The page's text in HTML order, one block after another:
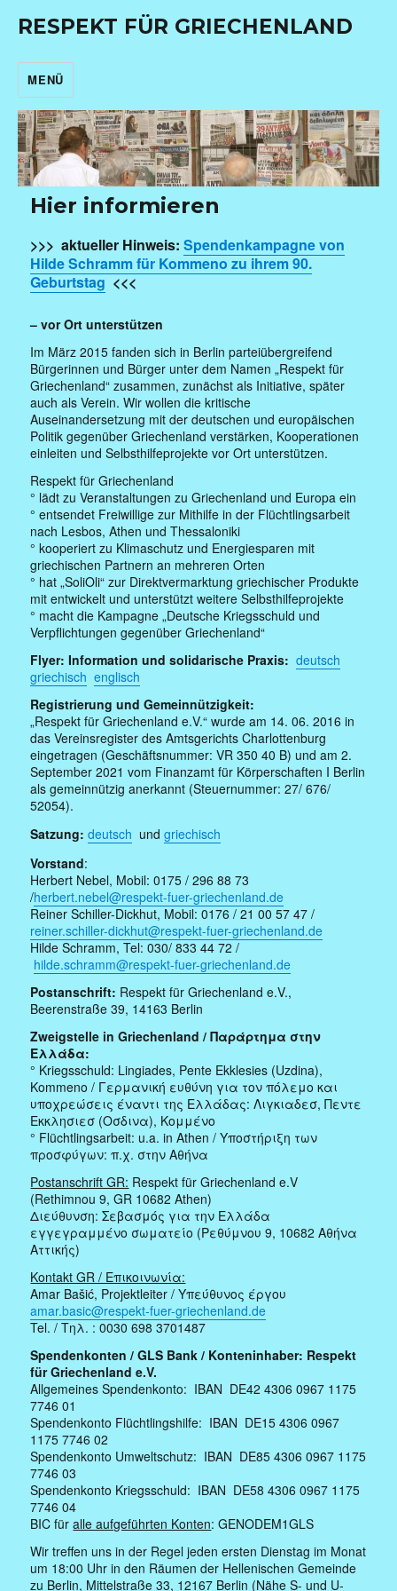
RESPEKT FÜR GRIECHENLAND
MENÜ
Hier informieren
>>> aktueller Hinweis:Spendenkampagne von
Hilde Schramm für Kommeno zu ihrem 90.
Geburtstag <<<
– vor Ort unterstützen
Im März 2015 fanden sich in Berlin parteiübergreifend
Bürgerinnen und Bürger unter dem Namen „Respekt für
Griechenland“ zusammen, zunächst als Initiative, später
auch als Verein. Wir wollen die kritische
Auseinandersetzung mit der deutschen und europäischen
Politik gegenüber Griechenland verstärken, Kooperationen
einleiten und Selbsthilfeprojekte vor Ort unterstützen.
Respekt für Griechenland
° lädt zu Veranstaltungen zu Griechenland und Europa ein
° entsendet Freiwillige zur Mithilfe in der Flüchtlingsarbeit
nach Lesbos, Athen und Thessaloniki
° kooperiert zu Klimaschutz und Energiesparen mit
griechischen Partnern an mehreren Orten
° hat „SoliOli“ zur Direktvermarktung griechischer Produkte
mit entwickelt und unterstützt weitere Selbsthilfeprojekte
° macht die Kampagne „Deutsche Kriegsschuld und
Verpflichtungen gegenüber Griechenland“
Flyer: Information und solidarische Praxis: deutsch
griechisch englisch
Registrierung und Gemeinnützigkeit:
„Respekt für Griechenland e.V.“ wurde am 14. 06. 2016 in
das Vereinsregister des Amtsgerichts Charlottenburg
eingetragen (Geschäftsnummer: VR 350 40 B) und am 2.
September 2021 vom Finanzamt für Körperschaften I Berlin
als gemeinnützig anerkannt (Steuernummer: 27/ 676/
52054).
Satzung: deutsch undgriechisch
Vorstand:
Herbert Nebel, Mobil: 0175 / 296 88 73
/herbert.nebel@respekt-fuer-griechenland.de
Reiner Schiller-Dickhut, Mobil: 0176 / 21 00 57 47 /
reiner.schiller-dickhut@respekt-fuer-griechenland.de
Hilde Schramm, Tel: 030/ 833 44 72 /
hilde.schramm@respekt-fuer-griechenland.de
Postanschrift: Respekt für Griechenland e.V.,
Beerenstraße 39, 14163 Berlin
Zweigstelle in Griechenland / Παράρτημα στην
Ελλάδα:
° Kriegsschuld: Lingiades, Pente Ekklesies (Uzdina),
Kommeno / Γερμανική ευθύνη για τον πόλεμο και
υποχρεώσεις έναντι της Ελλάδας: Λιγκιαδεσ, Πεντε
Εκκλησιεσ (Οσδινα), Κομμένο
° Flüchtlingsarbeit: u.a. in Athen / Υποστήριξη των
προσφύγων: π.χ. στην Αθήνα
Postanschrift GR: Respekt für Griechenland e.V
(Rethimnou 9, GR 10682 Athen)
Διεύθυνση: Σεβασμός για την Ελλάδα
εγγεγραμμένο σωματείο (Ρεθύμνου 9, 10682 Αθήνα
Αττικής)
Kontakt GR / Επικοινωνία:
Amar Bašić, Projektleiter / Υπεύθυνος έργου
amar.basic@respekt-fuer-griechenland.de
Tel. / Τηλ. : 0030 698 3701487
Spendenkonten / GLS Bank / Konteninhaber: Respekt
für Griechenland e.V.
Allgemeines Spendenkonto: IBAN DE42 4306 0967 1175
7746 01
Spendenkonto Flüchtlingshilfe: IBAN DE15 4306 0967
1175 7746 02
Spendenkonto Umweltschutz: IBAN DE85 4306 0967 1175
7746 03
Spendenkonto Kriegsschuld: IBAN DE58 4306 0967 1175
7746 04
BIC füralle aufgeführten Konten: GENODEM1GLS
Wir treffen uns in der Regel jeden ersten Dienstag im Monat
um 18:00 Uhr in den Räumen der Hellenischen Gemeinde
zu Berlin, Mittelstraße 33, 12167 Berlin (Nähe S- und U-